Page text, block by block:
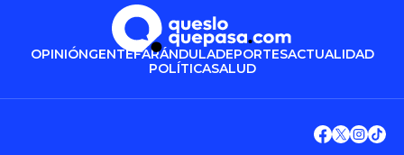
OPINIÓNGENTEFARÁNDULADEPORTESACTUALIDAD
POLÍTICASALUD